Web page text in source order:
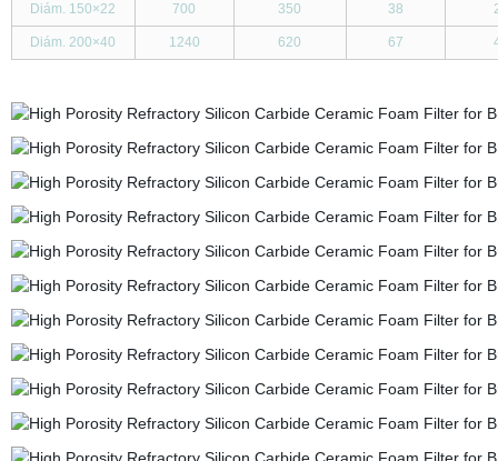
Diám. 150×22 700 350 38
Diám. 200×40 1240 620 67